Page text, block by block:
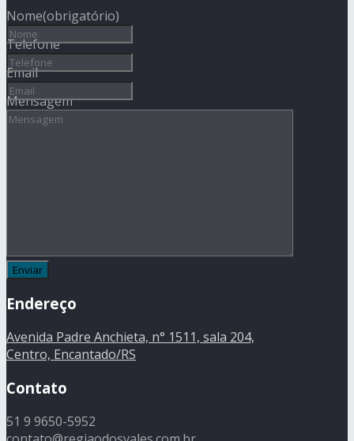
Nome(obrigatório)
Telefone
Email
Mensagem
Endereço
Avenida Padre Anchieta, n° 1511, sala 204,
Centro, Encantado/RS
Contato
51 9 9650-5952